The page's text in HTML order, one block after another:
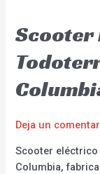
Scooter
Deja un
Scooter
Columbia,